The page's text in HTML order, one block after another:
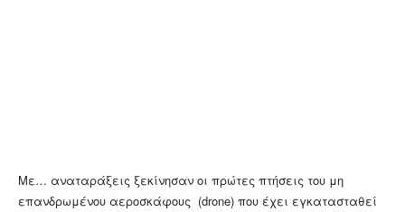
Με… αναταράξεις ξεκίνησαν οι πρώτες πτήσεις του μη
επανδρωμένου αεροσκάφους (drone) που έχει εγκατασταθεί